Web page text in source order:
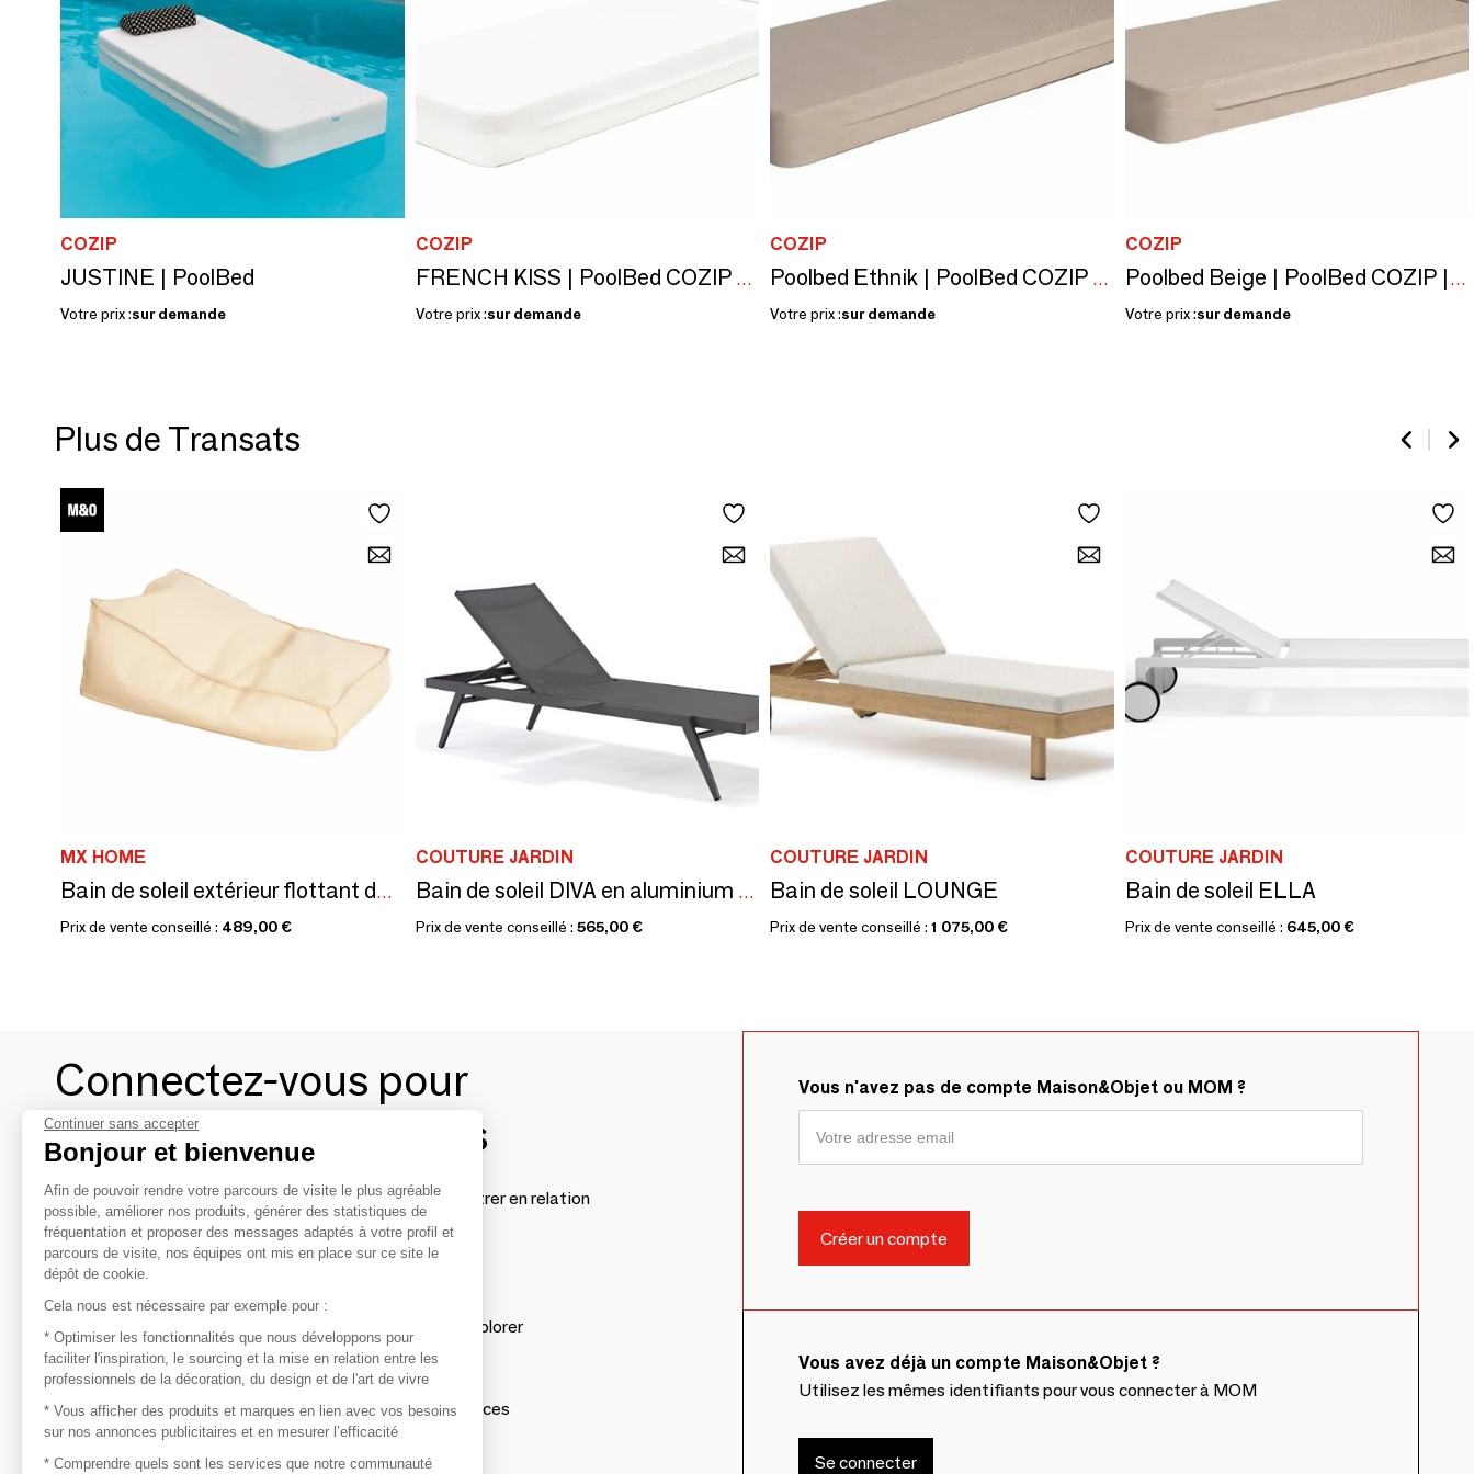
COZIP
JUSTINE | PoolBed
Votre prix :sur demande
COZIP
FRENCH KISS | PoolBed COZIP | 180x70xh18 cm
Votre prix :sur demande
COZIP
Poolbed Ethnik | PoolBed COZIP | 180x70xh18 cm
Votre prix :sur demande
COZIP
Poolbed Beige | PoolBed COZIP | 180x70xh18 cm
Votre prix :sur demande
Plus de Transats
MX HOME
Bain de soleil extérieur flottant déhoussable en tissu effet raphia
Prix de vente conseillé : 489,00 €
COUTURE JARDIN
Bain de soleil DIVA en aluminium gris anthracite
Prix de vente conseillé : 565,00 €
COUTURE JARDIN
Bain de soleil LOUNGE
Prix de vente conseillé : 1 075,00 €
COUTURE JARDIN
Bain de soleil ELLA
Prix de vente conseillé : 645,00 €
Connectez-vous pour
contacter les marques
Afin de profiter au mieux de l'expérience MOM et de rentrer en relation
avec vos marques préférées, créez-vous un compte.
Découvrir
Les produits de milliers de fournisseurs à explorer
S'inspirer
Inspiration et sélections de produits tendances
Contacter
Vous n'avez pas de compte Maison&Objet ou MOM ?
Vous avez déjà un compte Maison&Objet ?
Utilisez les mêmes identifiants pour vous connecter à MOM
Se connecter
Continuer sans accepter
Bonjour et bienvenue
Afin de pouvoir rendre votre parcours de visite le plus agréable
possible, améliorer nos produits, générer des statistiques de
fréquentation et proposer des messages adaptés à votre profil et
parcours de visite, nos équipes ont mis en place sur ce site le
dépôt de cookie.
Cela nous est nécessaire par exemple pour :
* Optimiser les fonctionnalités que nous développons pour
faciliter l'inspiration, le sourcing et la mise en relation entre les
professionnels de la décoration, du design et de l'art de vivre
* Vous afficher des produits et marques en lien avec vos besoins
sur nos annonces publicitaires et en mesurer l’efficacité
* Comprendre quels sont les services que notre communauté